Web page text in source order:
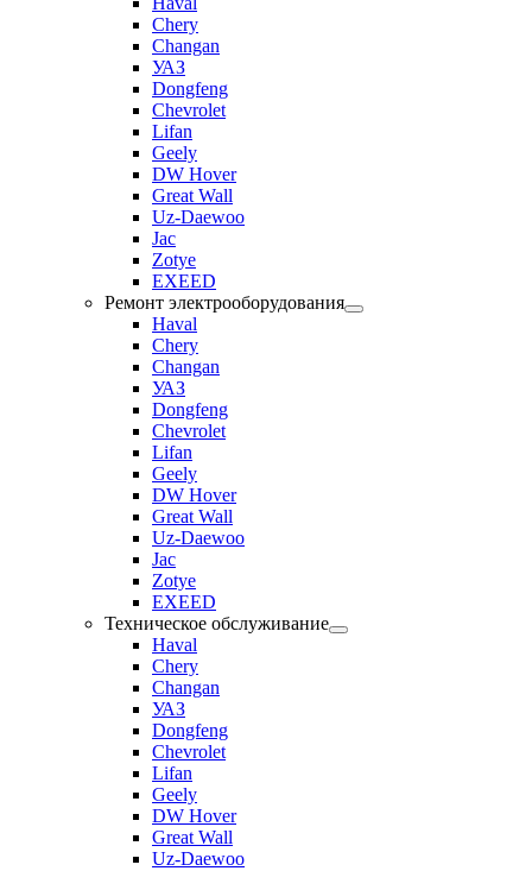
Chery
Changan
УАЗ
Dongfeng
Chevrolet
Lifan
Geely
DW Hover
Great Wall
Uz-Daewoo
Jac
Zotye
EXEED
Ремонт электрооборудования
Haval
Chery
Changan
УАЗ
Dongfeng
Chevrolet
Lifan
Geely
DW Hover
Great Wall
Uz-Daewoo
Jac
Zotye
EXEED
Техническое обслуживание
Haval
Chery
Changan
УАЗ
Dongfeng
Chevrolet
Lifan
Geely
DW Hover
Great Wall
Uz-Daewoo